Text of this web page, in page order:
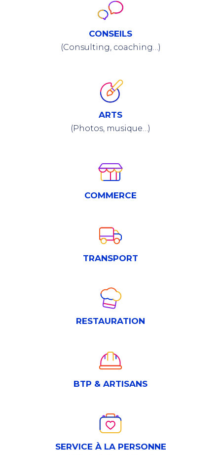
CONSEILS
(Consulting, coaching…)
ARTS
(Photos, musique…)
COMMERCE
TRANSPORT
RESTAURATION
BTP & ARTISANS
SERVICE À LA PERSONNE